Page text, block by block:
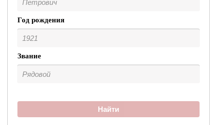
Год рождения
Звание
Найти